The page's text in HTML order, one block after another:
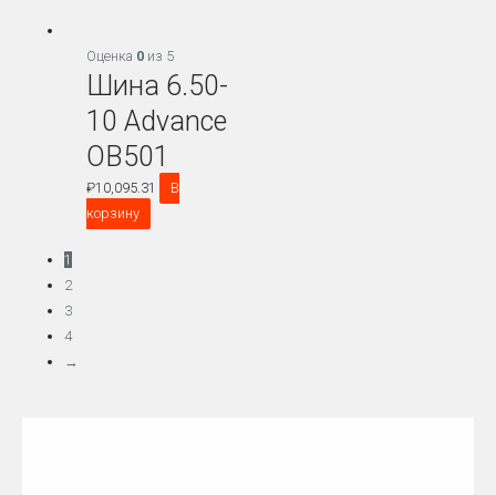
Оценка 0 из 5
Шина 6.50-
10 Advance
OB501
₽10,095.31
В
корзину
1
2
3
4
→